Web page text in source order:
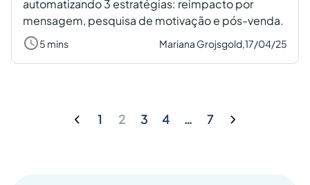
automatizando 3 estratégias: reimpacto por
mensagem, pesquisa de motivação e pós-venda.
5 mins Mariana Grojsgold,17/04/25
1 2 3 4 … 7